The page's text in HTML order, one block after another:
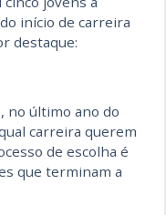
início de carreira
destaque:
no último ano do
carreira querem
de escolha é
que terminam a